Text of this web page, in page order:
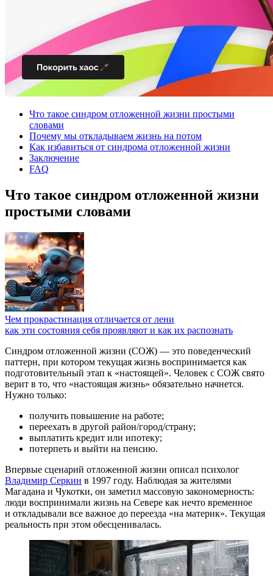
Что такое синдром отложенной жизни простыми
словами
Почему мы откладываем жизнь на потом
Как избавиться от синдрома отложенной жизни
Заключение
FAQ
Что такое синдром отложенной жизни
простыми словами
Чем прокрастинация отличается от лени
как эти состояния себя проявляют и как их распознать
Синдром отложенной жизни (СОЖ) — это поведенческий
паттерн, при котором текущая жизнь воспринимается как
подготовительный этап к «настоящей». Человек с СОЖ свято
верит в то, что «настоящая жизнь» обязательно начнется.
Нужно только:
получить повышение на работе;
переехать в другой район/город/страну;
выплатить кредит или ипотеку;
потерпеть и выйти на пенсию.
Впервые сценарий отложенной жизни описал психолог
Владимир Серкин в 1997 году. Наблюдая за жителями
Магадана и Чукотки, он заметил массовую закономерность:
люди воспринимали жизнь на Севере как нечто временное
и откладывали все важное до переезда «на материк». Текущая
реальность при этом обесценивалась.